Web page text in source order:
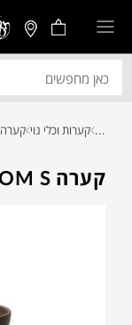
... קערות וכלי נוי קערה STROM S
קערה STROM S